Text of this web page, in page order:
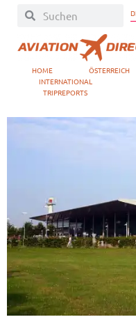
HOME ÖSTERREICH
INTERNATIONAL
TRIPREPORTS